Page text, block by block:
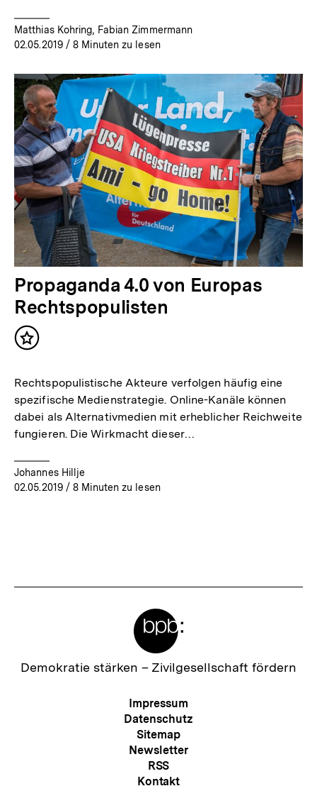
Matthias Kohring, Fabian Zimmermann
02.05.2019/ 8 Minuten zu lesen
Propaganda 4.0 von Europas
Rechtspopulisten
Inhalt
Rechtspopulistische Akteure verfolgen häufig eine
spezifische Medienstrategie. Online-Kanäle können
dabei als Alternativmedien mit erheblicher Reichweite
fungieren. Die Wirkmacht dieser…
Johannes Hillje
02.05.2019/ 8 Minuten zu lesen
Zur
Demokratie stärken – Zivilgesellschaft fördern
Meta-
Navigation
Impressum
Datenschutz
Sitemap
Newsletter
RSS
Kontakt